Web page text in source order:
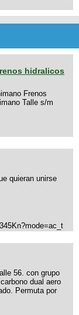
hidralicos
Frenos
Talle s/m
quieran unirse
56. con grupo
dual aero
Permuta por